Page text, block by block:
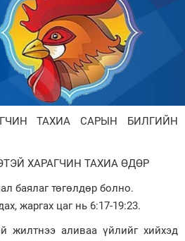
ТАХИА САРЫН БИЛГИЙН
ХАРАГЧИН ТАХИА ӨДӨР
баялаг төгөлдөр болно.
жаргах цаг нь 6:17-19:23.
жилтнээ аливаа үйлийг хийхэд